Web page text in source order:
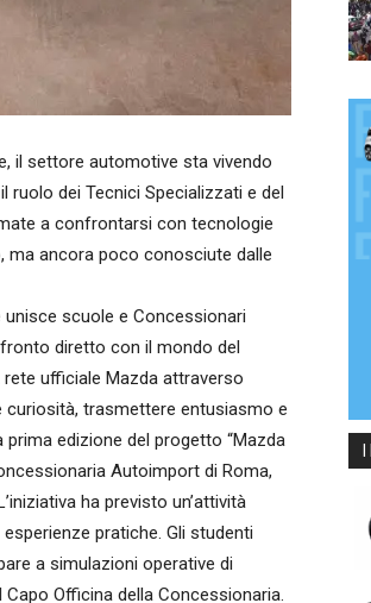
il settore automotive sta vivendo
dei Tecnici Specializzati e del
a confrontarsi con tecnologie
ma ancora poco conosciute dalle
unisce scuole e Concessionari
diretto con il mondo del
ufficiale Mazda attraverso
curiosità, trasmettere entusiasmo e
edizione del progetto “Mazda
Autoimport di Roma,
ha previsto un’attività
pratiche. Gli studenti
a simulazioni operative di
Officina della Concessionaria.